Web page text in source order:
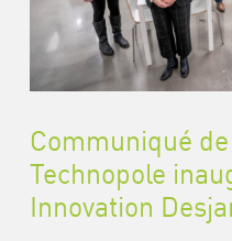
Communiqué
Technopole
Innovation